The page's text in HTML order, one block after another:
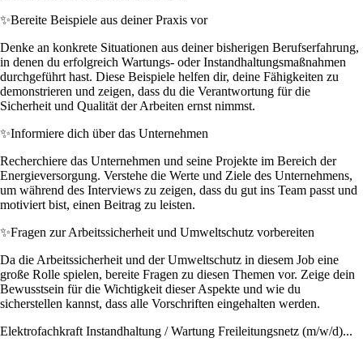
✨Bereite Beispiele aus deiner Praxis vor
Denke an konkrete Situationen aus deiner bisherigen Berufserfahrung,
in denen du erfolgreich Wartungs- oder Instandhaltungsmaßnahmen
durchgeführt hast. Diese Beispiele helfen dir, deine Fähigkeiten zu
demonstrieren und zeigen, dass du die Verantwortung für die
Sicherheit und Qualität der Arbeiten ernst nimmst.
✨Informiere dich über das Unternehmen
Recherchiere das Unternehmen und seine Projekte im Bereich der
Energieversorgung. Verstehe die Werte und Ziele des Unternehmens,
um während des Interviews zu zeigen, dass du gut ins Team passt und
motiviert bist, einen Beitrag zu leisten.
✨Fragen zur Arbeitssicherheit und Umweltschutz vorbereiten
Da die Arbeitssicherheit und der Umweltschutz in diesem Job eine
große Rolle spielen, bereite Fragen zu diesen Themen vor. Zeige dein
Bewusstsein für die Wichtigkeit dieser Aspekte und wie du
sicherstellen kannst, dass alle Vorschriften eingehalten werden.
Elektrofachkraft Instandhaltung / Wartung Freileitungsnetz (m/w/d)...